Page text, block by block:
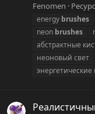
Fenomen
Ресурс
energy brushes
neon brushes
абстрактные
неоновый свет
энергетические